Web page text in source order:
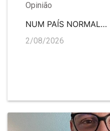
Opinião
NUM PAÍS NORMAL…
2/08/2026